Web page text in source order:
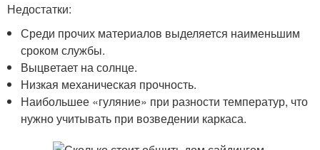
Недостатки:
Среди прочих материалов выделяется наименьшим
сроком службы.
Выцветает на солнце.
Низкая механическая прочность.
Наибольшее «гуляние» при разности температур, что
нужно учитывать при возведении каркаса.